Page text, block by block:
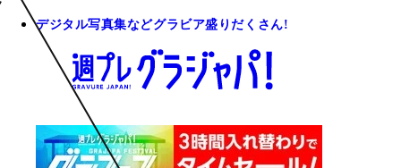
デジタル写真集などグラビア盛りだくさん!